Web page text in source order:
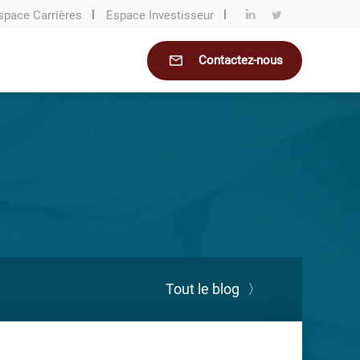
Carrières Espace Investisseur
Contactez-nous
Tout le blog 〉